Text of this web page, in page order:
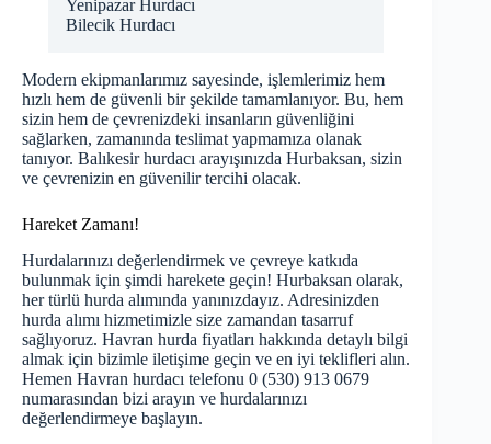
Yenipazar Hurdacı
Bilecik Hurdacı
Modern ekipmanlarımız sayesinde, işlemlerimiz hem
hızlı hem de güvenli bir şekilde tamamlanıyor. Bu, hem
sizin hem de çevrenizdeki insanların güvenliğini
sağlarken, zamanında teslimat yapmamıza olanak
tanıyor. Balıkesir hurdacı arayışınızda Hurbaksan, sizin
ve çevrenizin en güvenilir tercihi olacak.
Hareket Zamanı!
Hurdalarınızı değerlendirmek ve çevreye katkıda
bulunmak için şimdi harekete geçin! Hurbaksan olarak,
her türlü hurda alımında yanınızdayız. Adresinizden
hurda alımı hizmetimizle size zamandan tasarruf
sağlıyoruz. Havran hurda fiyatları hakkında detaylı bilgi
almak için bizimle iletişime geçin ve en iyi teklifleri alın.
Hemen Havran hurdacı telefonu 0 (530) 913 0679
numarasından bizi arayın ve hurdalarınızı
değerlendirmeye başlayın.